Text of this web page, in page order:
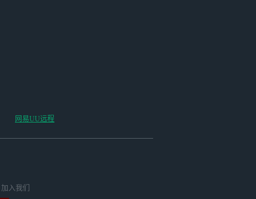
网易UU远程
加入我们